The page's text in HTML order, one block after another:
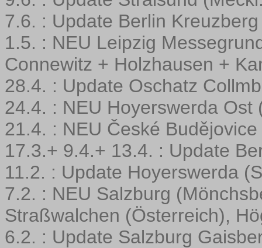
7.6. : Update Berlin
1.5. : NEU Leipzig
Connewitz + Holzhausen +
28.4. : Update Oschatz
24.4. : NEU Hoyerswerda Ost
21.4. : NEU České
17.3.+ 9.4.+ 13.4. : Update
11.2. : Update Hoyerswerda
7.2. : NEU Salzburg
Straßwalchen (Österreich),
6.2. : Update Salzburg